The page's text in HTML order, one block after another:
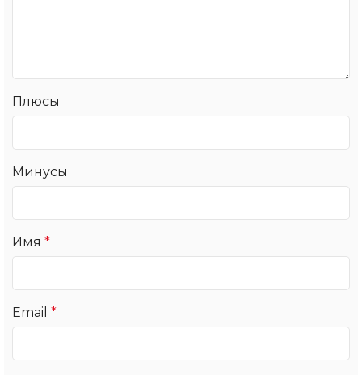
Плюсы
Минусы
Имя *
Email *